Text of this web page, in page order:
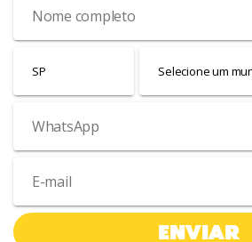
ENVIAR